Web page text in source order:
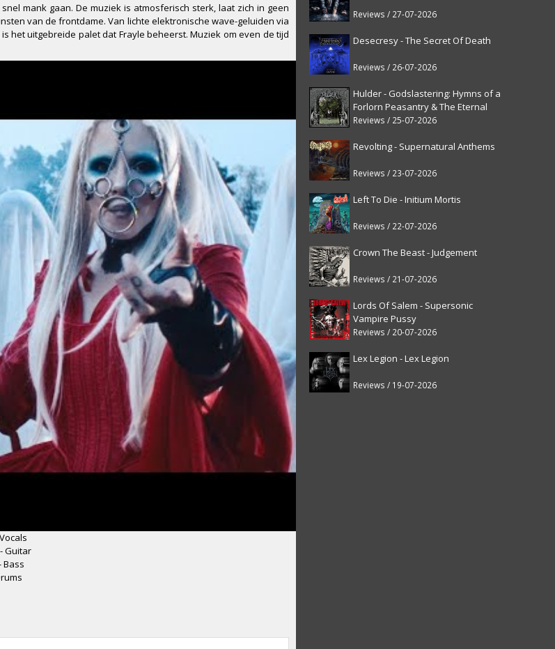
Reviews / 27-07-2026
Desecresy - The Secret Of Death
Reviews / 26-07-2026
Hulder - Godslastering: Hymns of a
Forlorn Peasantry & The Eternal
Fanfare [reissue]
Reviews / 25-07-2026
Revolting - Supernatural Anthems
Reviews / 23-07-2026
Left To Die - Initium Mortis
Reviews / 22-07-2026
Crown The Beast - Judgement
Reviews / 21-07-2026
Lords Of Salem - Supersonic
Vampire Pussy
Reviews / 20-07-2026
Lex Legion - Lex Legion
Reviews / 19-07-2026
mank gaan. De muziek is atmosferisch sterk, laat zich in geen
van de frontdame. Van lichte elektronische wave-geluiden via
het uitgebreide palet dat Frayle beheerst. Muziek om even de tijd
Guitar
Bass